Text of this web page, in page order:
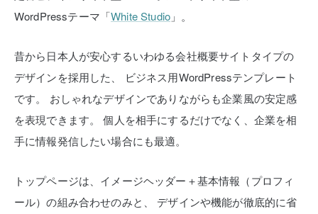
WordPressテーマ「White Studio 」。
昔から日本人が安心するいわゆる会社概要サイトタイプの
デザインを採用した、
ビジネス用WordPressテンプレート
です。
おしゃれなデザインでありながらも企業風の安定感
を表現できます。
個人を相手にするだけでなく、企業を相
手に情報発信したい場合にも最適。
トップページは、イメージヘッダー＋基本情報（プロフィ
ール）の組み合わせのみと、
デザインや機能が徹底的に省